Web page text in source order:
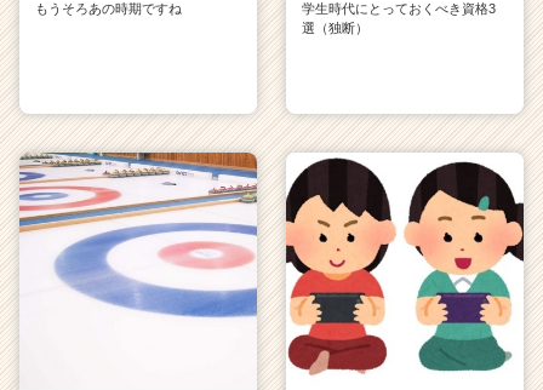
もうそろあの時期ですね
学生時代にとっておくべき資格3
選（独断）